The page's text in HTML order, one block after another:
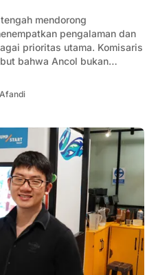
mendorong
pengalaman dan
prioritas utama. Komisaris
bahwa Ancol bukan
ingin kembali.
tidak hanya